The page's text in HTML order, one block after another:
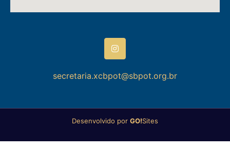
secretaria.xcbpot@sbpot.org.br
Desenvolvido por GO!Sites